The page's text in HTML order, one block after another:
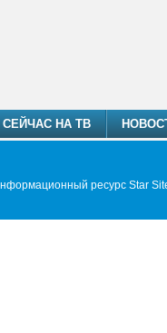
СЕЙЧАС НА ТВ
ресурс Star